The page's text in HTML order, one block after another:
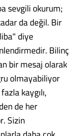
sevgili okurum;
da değil. Bir
diye
Bilinç
bir mesaj olarak
olmayabiliyor
kaygılı,
de her
Sizin